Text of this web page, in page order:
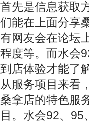
首先是信息获取
们能在上面分享
有网友会在论坛
程度等。而水会
到店体验才能了
从服务项目来看
桑拿店的特色服
目。水会92、95